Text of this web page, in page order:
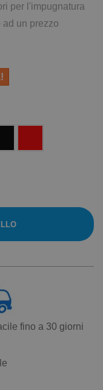
per l'impugnatura
ad un prezzo
fino a 30 giorni